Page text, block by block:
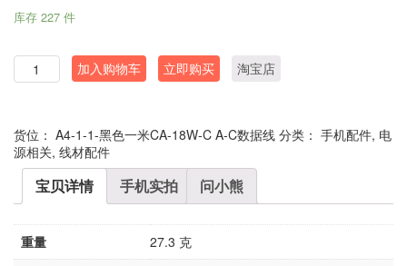
库存 227 件
数
量
加入购物车 立即购买 淘宝店
货位： A4-1-1-黑色一米CA-18W-C A-C数据线 分类： 手机配件, 电
源相关, 线材配件
宝贝详情 手机实拍 问小熊
重量
27.3 克